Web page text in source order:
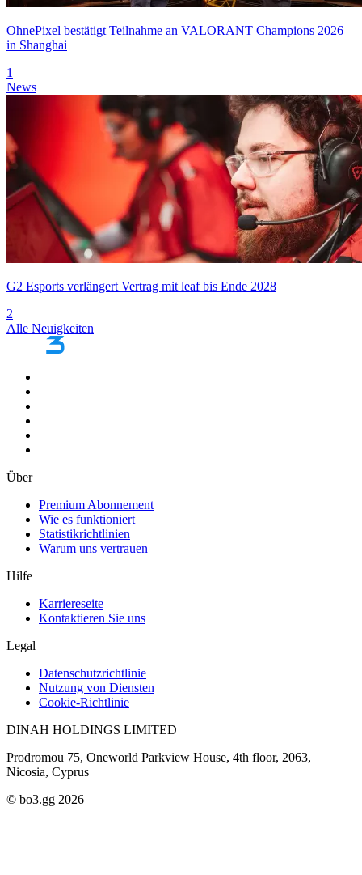
OhnePixel bestätigt Teilnahme an VALORANT Champions 2026
in Shanghai
1
News
G2 Esports verlängert Vertrag mit leaf bis Ende 2028
2
Alle Neuigkeiten
Über
Premium Abonnement
Wie es funktioniert
Statistikrichtlinien
Warum uns vertrauen
Hilfe
Karriereseite
Kontaktieren Sie uns
Legal
Datenschutzrichtlinie
Nutzung von Diensten
Cookie-Richtlinie
DINAH HOLDINGS LIMITED
Prodromou 75, Oneworld Parkview House, 4th floor, 2063,
Nicosia, Cyprus
© bo3.gg 2026